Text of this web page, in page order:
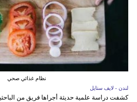
نظام غذائي صحي
لندن - لايف ستايل
كشفت دراسة علمية حديثة أجراها فريق من